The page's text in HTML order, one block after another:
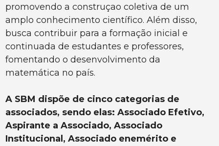
promovendo a construçao coletiva de um
amplo conhecimento científico. Além disso,
busca contribuir para a formação inicial e
continuada de estudantes e professores,
fomentando o desenvolvimento da
matemática no país.
A SBM dispõe de cinco categorias de
associados, sendo elas: Associado Efetivo,
Aspirante a Associado, Associado
Institucional, Associado enemérito e